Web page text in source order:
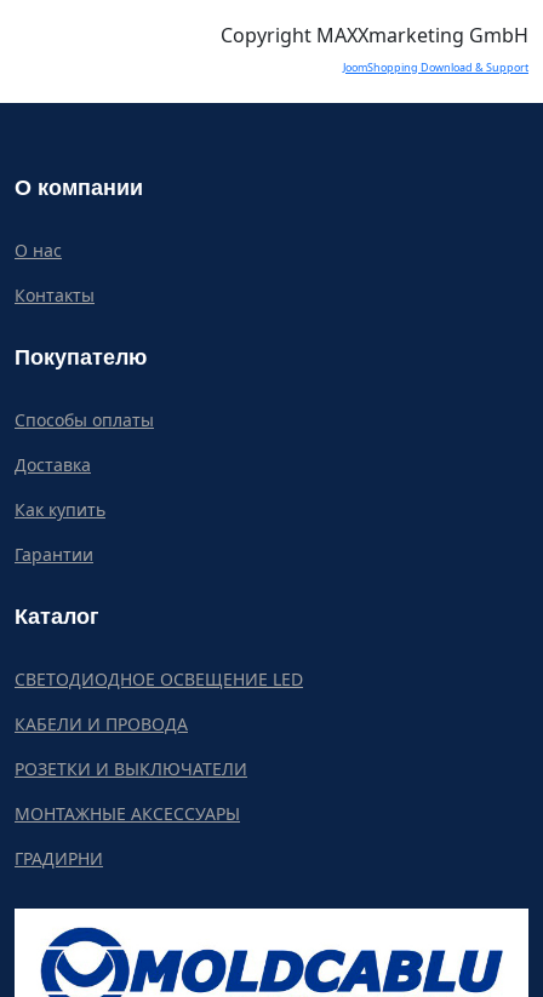
Copyright MAXXmarketing GmbH
JoomShopping Download & Support
О компании
О нас
Контакты
Покупателю
Способы оплаты
Доставка
Как купить
Гарантии
Каталог
СВЕТОДИОДНОЕ ОСВЕЩЕНИЕ LED
КАБЕЛИ И ПРОВОДА
РОЗЕТКИ И ВЫКЛЮЧАТЕЛИ
МОНТАЖНЫЕ АКСЕССУАРЫ
ГРАДИРНИ